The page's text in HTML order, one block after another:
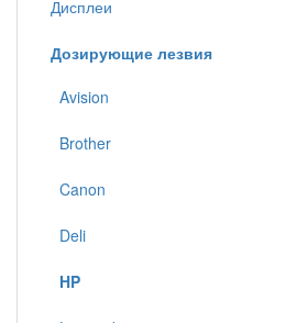
Дисплеи
Дозирующие лезвия
Avision
Brother
Canon
Deli
HP